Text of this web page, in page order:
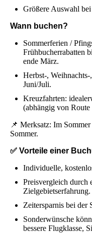
Größere Auswahl
Wann buchen?
Sommerferien /
Frühbucherrabatten
ende März.
Herbst-,
Juni/Juli.
Kreuzfahrten:
(abhängig von
📌 Merksatz: Im
Sommer.
✅ Vorteile einer
Individuelle,
Preisvergleich durch
Zielgebietserfahrung.
Zeitersparnis bei der
Sonderwünsche
bessere Flugklasse,